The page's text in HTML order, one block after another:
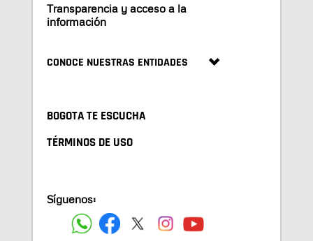
Transparencia y acceso a la
información
CONOCE NUESTRAS ENTIDADES
BOGOTA TE ESCUCHA
TÉRMINOS DE USO
Síguenos: